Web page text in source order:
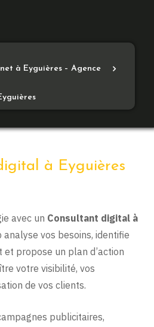
à Eyguières – Agence
à Eyguières
avec un Consultant digital à
analyse vos besoins, identifie
propose un plan d’action
votre visibilité, vos
de vos clients.
publicitaires,